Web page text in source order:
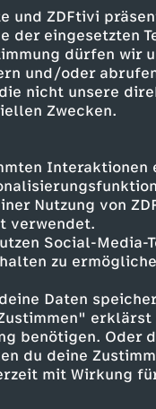
und ZDFtivi
der eingesetzten
dürfen wir
und/oder
nicht unsere
Zwecken.
Interaktionen
Nutzung von
verwendet.
Social-Media-
zu
Daten
erklärst
benötigen. Oder
du deine
mit Wirkung
ins
Doch das
Aber es gibt
ihnen ins
kann man
einige
dass man sich
vor mehr als
haben
den anderen
Privatermittler,
Spur ist.
geht es vor
Wert auf die